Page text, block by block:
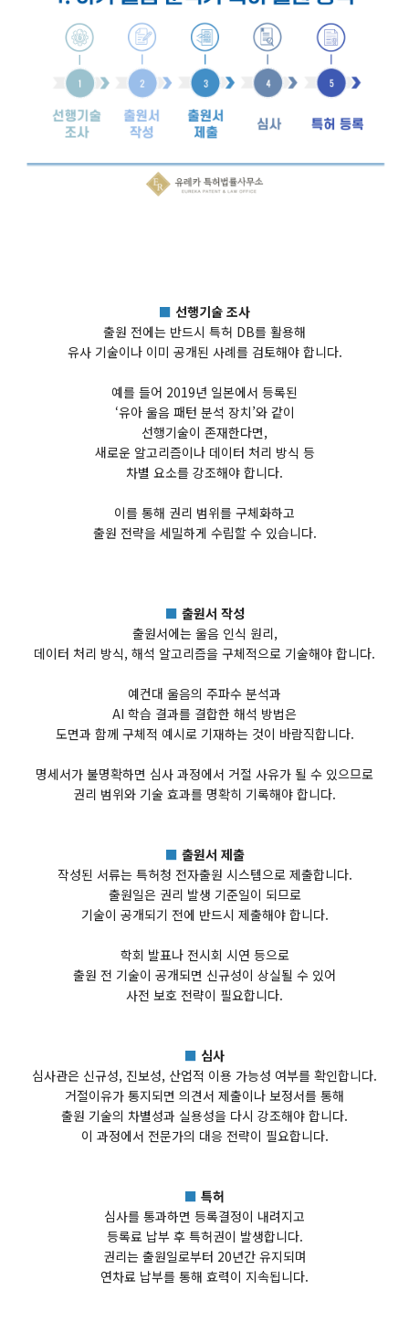
■ 선행기술 조사
출원 전에는 반드시 특허 DB를 활용해
유사 기술이나 이미 공개된 사례를 검토해야 합니다.
예를 들어 2019년 일본에서 등록된
‘유아 울음 패턴 분석 장치’와 같이
선행기술이 존재한다면,
새로운 알고리즘이나 데이터 처리 방식 등
차별 요소를 강조해야 합니다.
이를 통해 권리 범위를 구체화하고
출원 전략을 세밀하게 수립할 수 있습니다.
■ 출원서 작성
출원서에는 울음 인식 원리,
데이터 처리 방식, 해석 알고리즘을 구체적으로 기술해야 합니다.
예컨대 울음의 주파수 분석과
AI 학습 결과를 결합한 해석 방법은
도면과 함께 구체적 예시로 기재하는 것이 바람직합니다.
명세서가 불명확하면 심사 과정에서 거절 사유가 될 수 있으므로
권리 범위와 기술 효과를 명확히 기록해야 합니다.
■ 출원서 제출
작성된 서류는 특허청 전자출원 시스템으로 제출합니다.
출원일은 권리 발생 기준일이 되므로
기술이 공개되기 전에 반드시 제출해야 합니다.
학회 발표나 전시회 시연 등으로
출원 전 기술이 공개되면 신규성이 상실될 수 있어
사전 보호 전략이 필요합니다.
■ 심사
심사관은 신규성, 진보성, 산업적 이용 가능성 여부를 확인합니다.
거절이유가 통지되면 의견서 제출이나 보정서를 통해
출원 기술의 차별성과 실용성을 다시 강조해야 합니다.
이 과정에서 전문가의 대응 전략이 필요합니다.
■ 특허
심사를 통과하면 등록결정이 내려지고
등록료 납부 후 특허권이 발생합니다.
권리는 출원일로부터 20년간 유지되며
연차료 납부를 통해 효력이 지속됩니다.